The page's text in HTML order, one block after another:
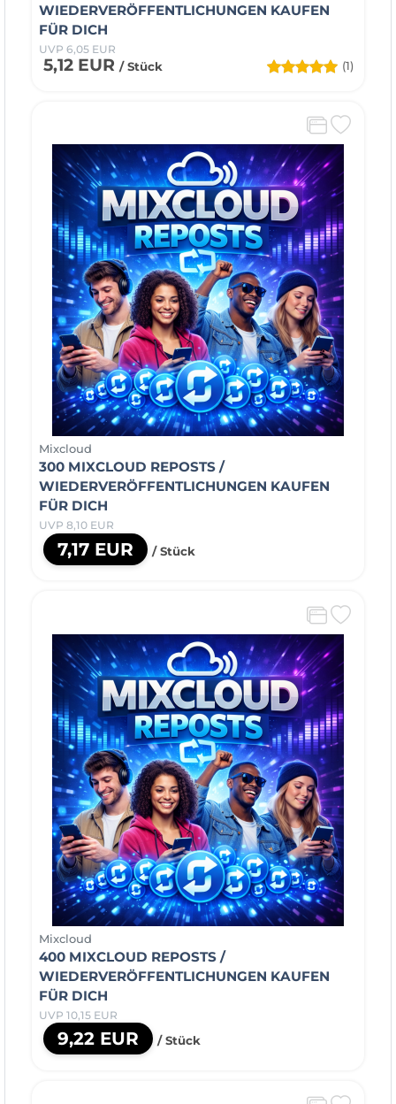
WIEDERVERÖFFENTLICHUNGEN KAUFEN
FÜR DICH
UVP 6,05 EUR
5,12 EUR / Stück (1)
Mixcloud
300 MIXCLOUD REPOSTS /
WIEDERVERÖFFENTLICHUNGEN KAUFEN
FÜR DICH
UVP 8,10 EUR
7,17 EUR / Stück
Mixcloud
400 MIXCLOUD REPOSTS /
WIEDERVERÖFFENTLICHUNGEN KAUFEN
FÜR DICH
UVP 10,15 EUR
9,22 EUR / Stück